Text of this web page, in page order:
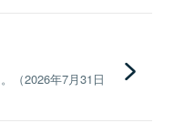
（2026年7月31日